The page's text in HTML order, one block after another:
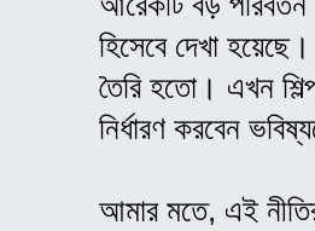
হিসেবে দেখা
তৈরি হতো। এখন
নির্ধারণ করবেন
আমার মতে, এই